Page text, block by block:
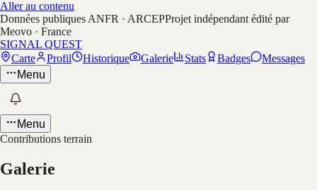
Aller au contenu
Données publiques ANFR · ARCEPProjet indépendant édité par
Meovo · France
SIGNAL QUEST
Carte
Profil Historique Galerie Stats Badges
Messages
Menu
Menu
Contributions terrain
Galerie